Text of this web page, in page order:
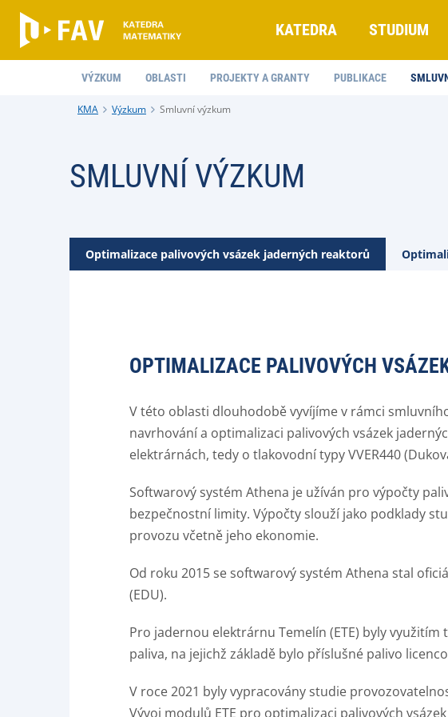
KATEDRA STUDIUM
VÝZKUM OBLASTI PROJEKTY A GRANTY PUBLIKACE
KMA Výzkum Smluvní výzkum
SMLUVNÍ VÝZKUM
Optimalizace palivových vsázek jaderných reaktorů
OPTIMALIZACE PALIVOVÝCH
V této oblasti dlouhodobě vyvíjíme v rámci
navrhování a optimalizaci palivových vsázek
elektrárnách, tedy o tlakovodní typy VVER440
Softwarový systém Athena je užíván pro výpočty
bezpečnostní limity. Výpočty slouží jako podklady
provozu včetně jeho ekonomie.
Od roku 2015 se softwarový systém Athena stal
(EDU).
Pro jadernou elektrárnu Temelín (ETE) byly
paliva, na jejichž základě bylo příslušné palivo
V roce 2021 byly vypracovány studie
Vývoj modulů ETE pro optimalizaci palivových